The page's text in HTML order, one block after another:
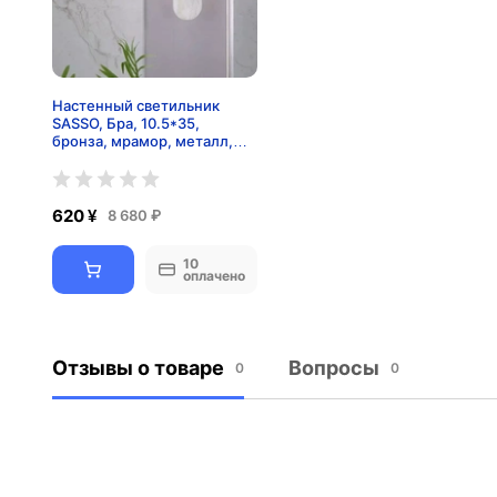
Настенный светильник
SASSO, Бра, 10.5*35,
бронза, мрамор, металл,
620 ¥ 8 680 ₽
10
оплачено
Отзывы о товаре 0 Вопросы 0